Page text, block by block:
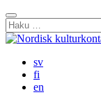
Siirry
sisältöön
Sulje
haku
Haku:
sv
fi
en